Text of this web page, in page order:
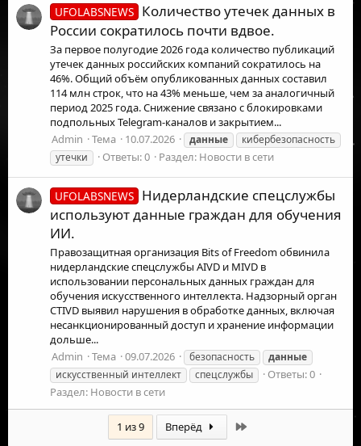
UFOLABSNEWS Количество утечек данных в
России сократилось почти вдвое.
За первое полугодие 2026 года количество публикаций
утечек данных российских компаний сократилось на
46%. Общий объём опубликованных данных составил
114 млн строк, что на 43% меньше, чем за аналогичный
период 2025 года. Снижение связано с блокировками
подпольных Telegram-каналов и закрытием...
Admin
Тема 10.07.2026 данные
кибербезопасность
утечки
Ответы: 0 Раздел: Новости в сети
UFOLABSNEWS Нидерландские спецслужбы
используют данные граждан для обучения
ИИ.
Правозащитная организация Bits of Freedom обвинила
нидерландские спецслужбы AIVD и MIVD в
использовании персональных данных граждан для
обучения искусственного интеллекта. Надзорный орган
CTIVD выявил нарушения в обработке данных, включая
несанкционированный доступ и хранение информации
дольше...
Admin
Тема 09.07.2026 безопасность
данные
искусственный интеллект
спецслужбы
Ответы: 0
Раздел: Новости в сети
1 из 9 Вперёд